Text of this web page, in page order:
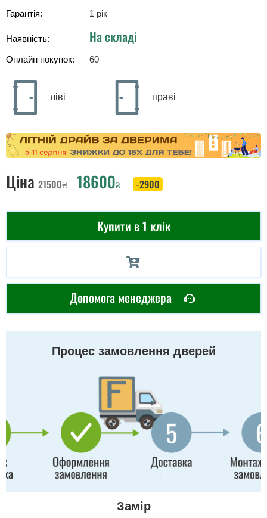
Гарантія:
1 рік
Наявність: На складі
Онлайн покупок: 60
ліві праві
Ціна 21500₴ 18600₴ -2900
Купити в 1 клік
Допомога менеджера
Процес замовлення дверей
Замір